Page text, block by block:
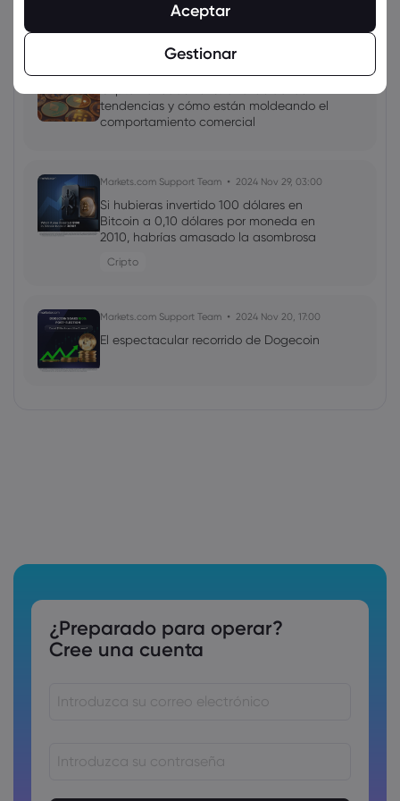
latest_education_articles
tendencias y cómo están moldeando el
comportamiento comercial
Markets.com Support Team 2024 Nov 29, 03:00
Si hubieras invertido 100 dólares en
Bitcoin a 0,10 dólares por moneda en
2010, habrías amasado la asombrosa
Cripto
Markets.com Support Team 2024 Nov 20, 17:00
El espectacular recorrido de Dogecoin
¿Preparado para operar?
Cree una cuenta
Aceptar
Gestionar